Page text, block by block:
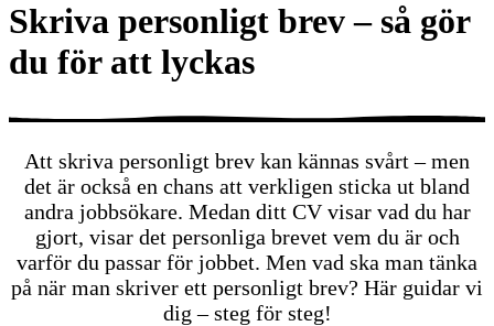
Skriva personligt brev – så gör
du för att lyckas
Att skriva personligt brev kan kännas svårt – men
det är också en chans att verkligen sticka ut bland
andra jobbsökare. Medan ditt CV visar vad du har
gjort, visar det personliga brevet vem du är och
varför du passar för jobbet. Men vad ska man tänka
på när man skriver ett personligt brev? Här guidar vi
dig – steg för steg!